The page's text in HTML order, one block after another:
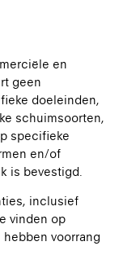
en
geen
doeleinden,
schuimsoorten,
specifieke
en/of
is bevestigd.
inclusief
vinden op
voorrang